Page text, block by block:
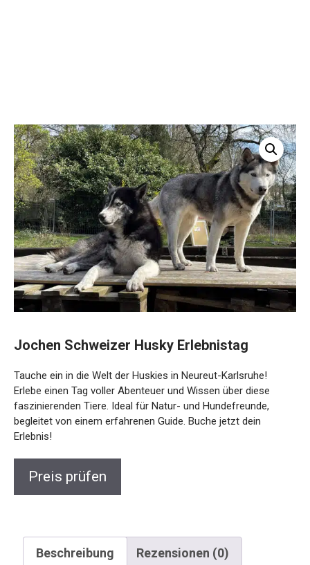
Jochen Schweizer Husky Erlebnistag
Tauche ein in die Welt der Huskies in Neureut-Karlsruhe!
Erlebe einen Tag voller Abenteuer und Wissen über diese
faszinierenden Tiere. Ideal für Natur- und Hundefreunde,
begleitet von einem erfahrenen Guide. Buche jetzt dein
Erlebnis!
Preis prüfen
Beschreibung Rezensionen (0)